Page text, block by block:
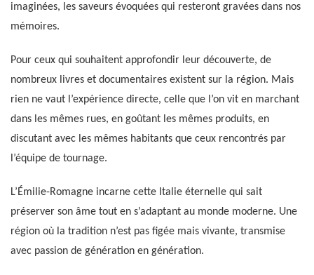
imaginées, les saveurs évoquées qui resteront gravées dans nos
mémoires.
Pour ceux qui souhaitent approfondir leur découverte, de
nombreux livres et documentaires existent sur la région. Mais
rien ne vaut l’expérience directe, celle que l’on vit en marchant
dans les mêmes rues, en goûtant les mêmes produits, en
discutant avec les mêmes habitants que ceux rencontrés par
l’équipe de tournage.
L’Émilie-Romagne incarne cette Italie éternelle qui sait
préserver son âme tout en s’adaptant au monde moderne. Une
région où la tradition n’est pas figée mais vivante, transmise
avec passion de génération en génération.